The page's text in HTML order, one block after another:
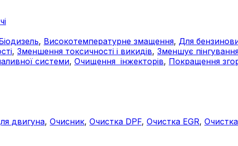
, Високотемпературне змащення, Для
, Зменшення токсичності і викидів, Зменшує
системи, Очищення інжекторів, Покращення
двигуна, Очисник, Очистка DPF, Очистка EGR,